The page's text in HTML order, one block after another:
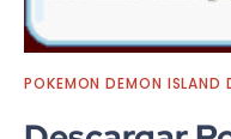
POKEMON DEMON ISLAND